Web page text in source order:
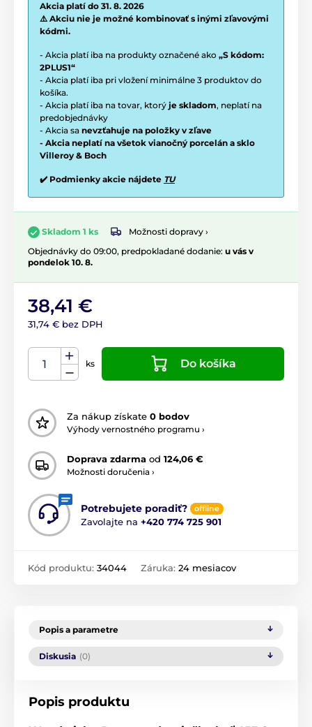
Akcia platí do 31. 8. 2026
⚠️ Akciu nie je možné kombinovať s inými zľavovými
kódmi.
- Akcia platí iba na produkty označené ako „S kódom:
2PLUS1“
- Akcia platí iba pri vložení minimálne 3 produktov do
košíka.
- Akcia platí iba na tovar, ktorý je skladom, neplatí na
predobjednávky
- Akcia sa nevzťahuje na položky v zľave
- Akcia neplatí na všetok vianočný porcelán a sklo
Villeroy & Boch
✔️ Podmienky akcie nájdete TU
Skladom 1 ks
Možnosti dopravy ›
Objednávky do 09:00, predpokladané dodanie: u vás v
pondelok 10. 8.
38,41 €
31,74 € bez DPH
ks Do košíka
Za nákup získate 0 bodov
Výhody vernostného programu ›
Doprava zdarma od 124,06 €
Možnosti doručenia ›
Potrebujete poradiť? offline
Zavolajte na +420 774 725 901
Kód produktu: 34044 Záruka: 24 mesiacov
Popis a parametre
Diskusia (0)
Popis produktu